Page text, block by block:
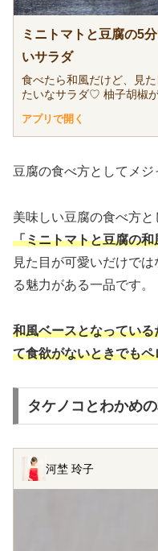
ミニトマトと豆腐の5
いサラダ
食べたら和風だけど、見
たいなサラダ♡ 柚子胡椒
アプリで開く
豆腐の食べ方としてメジ
美味しい豆腐の食べ方
「ミニトマトと豆腐の和
見た目が可愛いだけで
る魅力がある一品です。
和風ベースとなってい
て食欲がないときでも
タケノコとわかめ
河埜 玲子